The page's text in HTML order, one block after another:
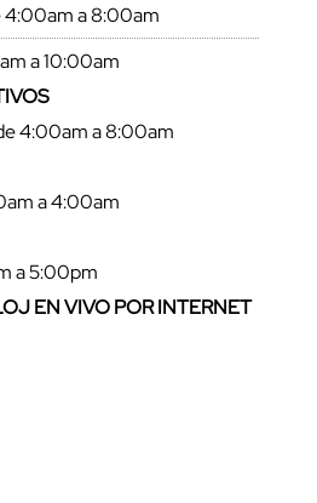
4:00am a 8:00am
a 10:00am
4:00am a 8:00am
a 4:00am
a 5:00pm
EN VIVO POR INTERNET